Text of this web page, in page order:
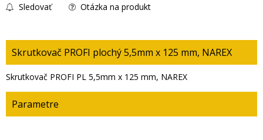
Sledovať Otázka na produkt
Skrutkovač PROFI plochý 5,5mm x 125 mm, NAREX
Skrutkovač PROFI PL 5,5mm x 125 mm, NAREX
Parametre